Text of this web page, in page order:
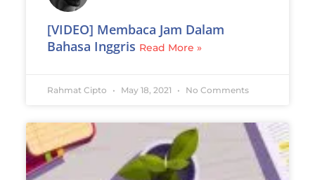
[VIDEO] Membaca Jam Dalam
Bahasa Inggris Read More »
Rahmat Cipto May 18, 2021 No Comments